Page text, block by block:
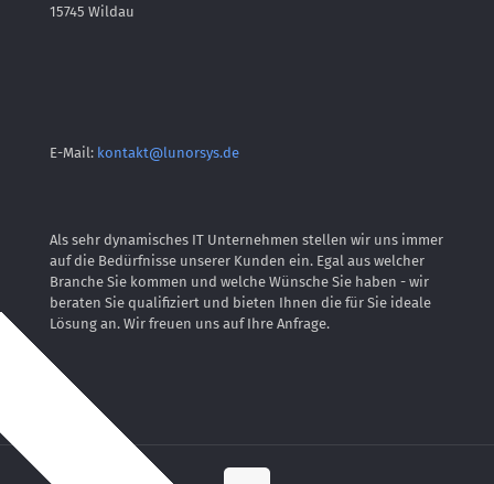
15745 Wildau
E-Mail: kontakt@lunorsys.de
Als sehr dynamisches IT Unternehmen stellen wir uns immer
auf die Bedürfnisse unserer Kunden ein. Egal aus welcher
Branche Sie kommen und welche Wünsche Sie haben - wir
beraten Sie qualifiziert und bieten Ihnen die für Sie ideale
Lösung an. Wir freuen uns auf Ihre Anfrage.